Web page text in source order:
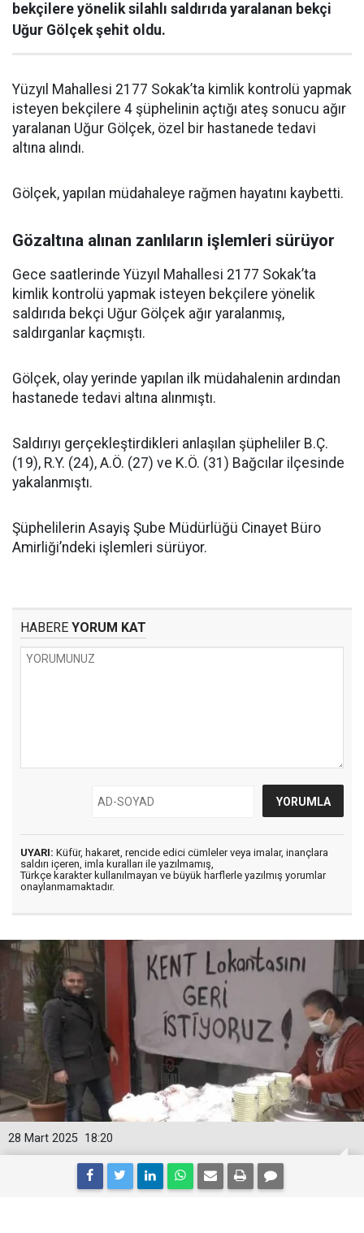
bekçilere yönelik silahlı saldırıda yaralanan bekçi
Uğur Gölçek şehit oldu.
Yüzyıl Mahallesi 2177 Sokak’ta kimlik kontrolü yapmak
isteyen bekçilere 4 şüphelinin açtığı ateş sonucu ağır
yaralanan Uğur Gölçek, özel bir hastanede tedavi
altına alındı.
Gölçek, yapılan müdahaleye rağmen hayatını kaybetti.
Gözaltına alınan zanlıların işlemleri sürüyor
Gece saatlerinde Yüzyıl Mahallesi 2177 Sokak’ta
kimlik kontrolü yapmak isteyen bekçilere yönelik
saldırıda bekçi Uğur Gölçek ağır yaralanmış,
saldırganlar kaçmıştı.
Gölçek, olay yerinde yapılan ilk müdahalenin ardından
hastanede tedavi altına alınmıştı.
Saldırıyı gerçekleştirdikleri anlaşılan şüpheliler B.Ç.
(19), R.Y. (24), A.Ö. (27) ve K.Ö. (31) Bağcılar ilçesinde
yakalanmıştı.
Şüphelilerin Asayiş Şube Müdürlüğü Cinayet Büro
Amirliği’ndeki işlemleri sürüyor.
HABERE YORUM KAT
UYARI: Küfür, hakaret, rencide edici cümleler veya imalar, inançlara
saldırı içeren, imla kuralları ile yazılmamış,
Türkçe karakter kullanılmayan ve büyük harflerle yazılmış yorumlar
onaylanmamaktadır.
18:20
28 Mart 2025